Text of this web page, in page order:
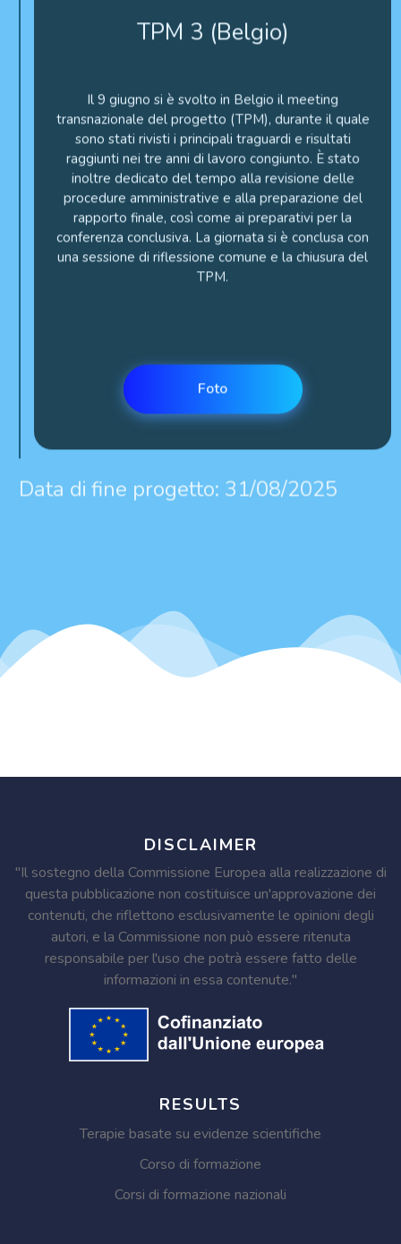
transnazionale del progetto (TPM), durante il quale
sono stati rivisti i principali traguardi e risultati
raggiunti nei tre anni di lavoro congiunto. È stato
inoltre dedicato del tempo alla revisione delle
procedure amministrative e alla preparazione del
rapporto finale, così come ai preparativi per la
conferenza conclusiva. La giornata si è conclusa con
una sessione di riflessione comune e la chiusura del
TPM.
Foto
Data di fine progetto: 31/08/2025
DISCLAIMER
"Il sostegno della Commissione Europea alla realizzazione di
questa pubblicazione non costituisce un'approvazione dei
contenuti, che riflettono esclusivamente le opinioni degli
autori, e la Commissione non può essere ritenuta
responsabile per l'uso che potrà essere fatto delle
informazioni in essa contenute."
RESULTS
Terapie basate su evidenze scientifiche
Corso di formazione
Corsi di formazione nazionali